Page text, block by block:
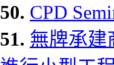
50. CPD
51. 無牌承建